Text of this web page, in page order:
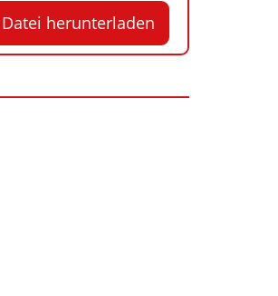
Datei herunterladen